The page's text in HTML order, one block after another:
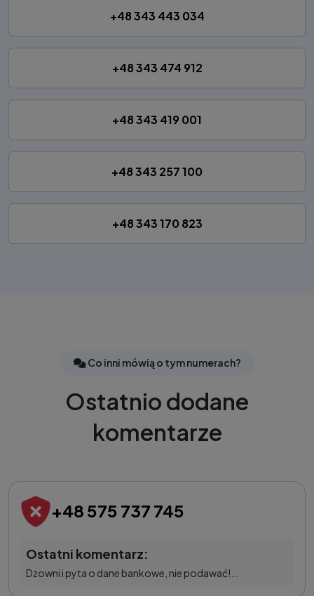
+48 343 443 034
+48 343 474 912
+48 343 419 001
+48 343 257 100
+48 343 170 823
Co inni mówią o tym numerach?
Ostatnio dodane
komentarze
+48 575 737 745
Ostatni komentarz:
Dzowni i pyta o dane bankowe, nie podawać!...